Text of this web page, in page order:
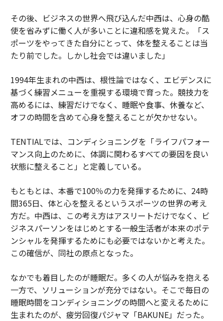
その後、ビジネスの世界へ飛び込んだ中西は、心身の酷
使を省みずに働く人が多いことに違和感を覚えた。「ス
ポーツをやってきた自分にとって、体を整えることは当
たり前でした。しかし社会では違いました」
1994年生まれの中西は、根性論ではなく、エビデンスに
基づく練習メニューを重視する環境で育った。競技力を
高めるには、練習だけでなく、睡眠や食事、休養など、
オフの時間を含めて心身を整えることが欠かせない。
TENTIALでは、コンディショニングを「ライフパフォー
マンス向上のために、体調に関わるすべての要因を良い
状態に整えること」と定義している。
もともとは、本番で100％の力を発揮するために、24時
間365日、体と心を整えるというスポーツの世界の考え
方だ。中西は、この考え方はアスリートだけでなく、ビ
ジネスパーソンをはじめとする一般生活者が本来のポテ
ンシャルを発揮するためにも必要ではないかと考えた。
この確信が、同社の原点となった。
なかでも着目したのが睡眠だ。多くの人が悩みを抱える
一方で、ソリューションが充分ではない。そこで毎日の
睡眠時間をコンディショニングの時間へと変えるために
生まれたのが、疲労回復パジャマ「BAKUNE」だった。